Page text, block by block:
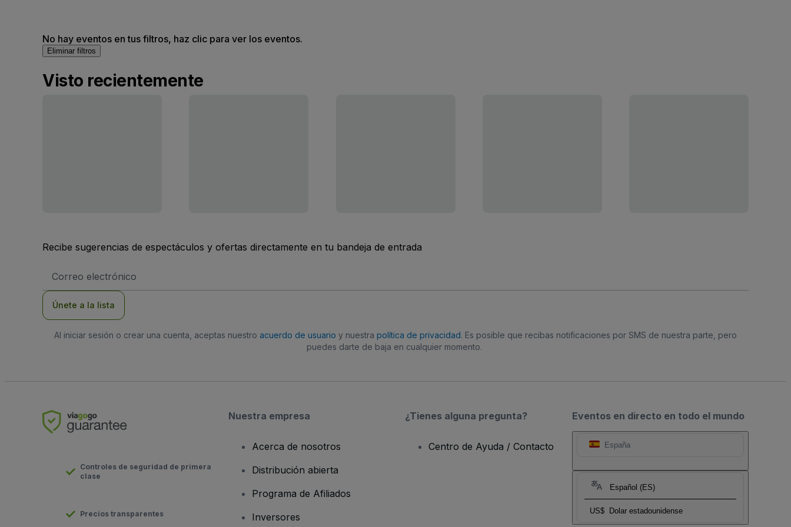
No hay eventos en tus filtros, haz clic para ver los eventos.
Eliminar filtros
Visto recientemente
Recibe sugerencias de espectáculos y ofertas directamente en tu bandeja de entrada
de
Únete a la lista
Al iniciar sesión o crear una cuenta, aceptas nuestro acuerdo de usuario y nuestra política de privacidad. Es posible que recibas notificaciones por SMS de nuestra parte, pero
puedes darte de baja en cualquier momento.
Eventos en directo en todo el mundo
España
Español (ES)
US$ Dolar estadounidense
Controles de seguridad de primera
clase
Precios transparentes
Nuestra empresa
Acerca de nosotros
Distribución abierta
Programa de Afiliados
Inversores
¿Tienes alguna pregunta?
Centro de Ayuda / Contacto